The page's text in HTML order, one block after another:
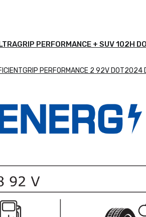
PERFORMANCE + SUV 102H